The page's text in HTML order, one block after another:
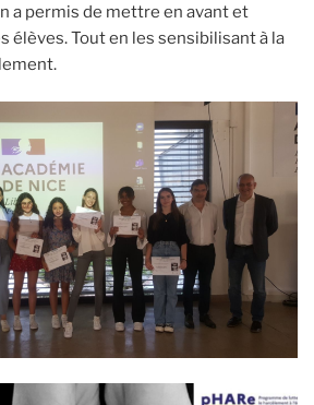
a permis de mettre en avant et
élèves. Tout en les sensibilisant à la